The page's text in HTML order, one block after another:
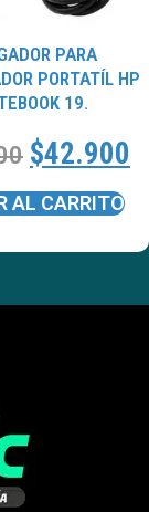
PARA
PORTATÍL HP
19.
$42.900
AL CARRITO